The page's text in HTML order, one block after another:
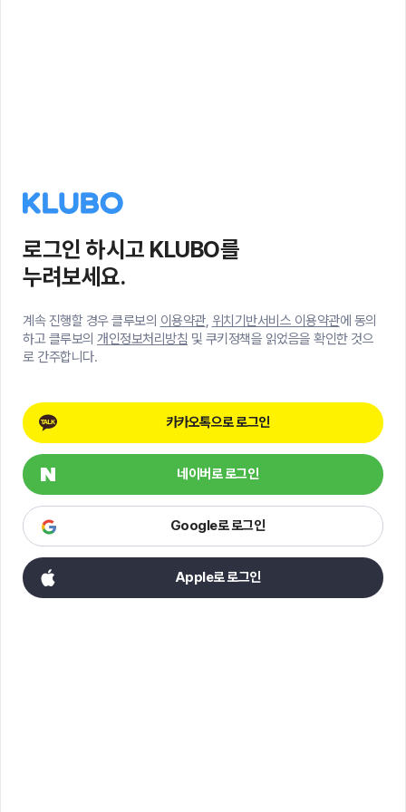
로그인 하시고 KLUBO를
누려보세요.
계속 진행할 경우 클루보의 이용약관, 위치기반서비스 이용약관에 동의
하고 클루보의 개인정보처리방침 및 쿠키정책을 읽었음을 확인한 것으
로 간주합니다.
카카오톡으로 로그인
네이버로 로그인
Google로 로그인
Apple로 로그인